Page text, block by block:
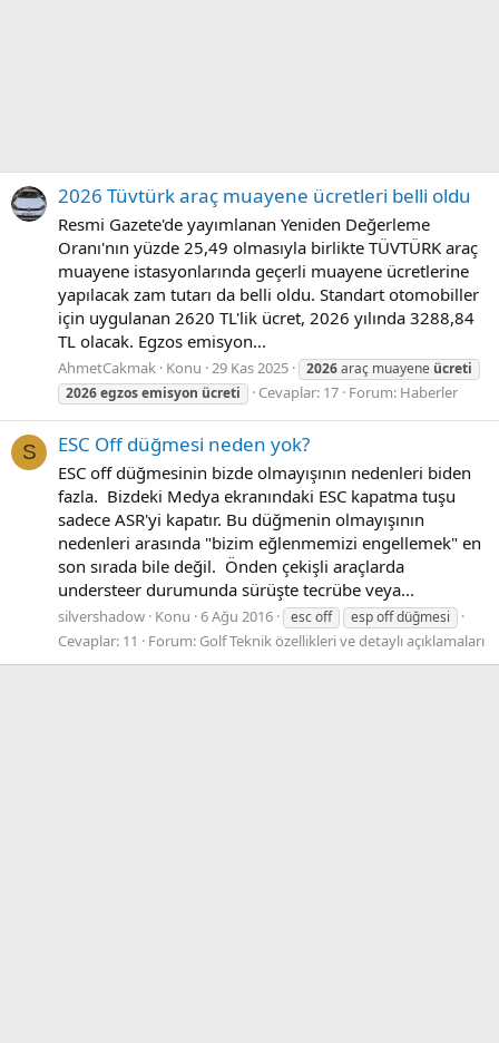
2026 Tüvtürk araç muayene ücretleri belli oldu
Resmi Gazete'de yayımlanan Yeniden Değerleme
Oranı'nın yüzde 25,49 olmasıyla birlikte TÜVTÜRK araç
muayene istasyonlarında geçerli muayene ücretlerine
yapılacak zam tutarı da belli oldu. Standart otomobiller
için uygulanan 2620 TL'lik ücret, 2026 yılında 3288,84
TL olacak. Egzos emisyon...
AhmetCakmak Konu 29 Kas 2025 2026araç muayene ücreti
2026egzosemisyon ücreti Cevaplar: 17 Forum: Haberler
S ESC Off düğmesi neden yok?
ESC off düğmesinin bizde olmayışının nedenleri biden
fazla. Bizdeki Medya ekranındaki ESC kapatma tuşu
sadece ASR'yi kapatır. Bu düğmenin olmayışının
nedenleri arasında "bizim eğlenmemizi engellemek" en
son sırada bile değil. Önden çekişli araçlarda
understeer durumunda sürüşte tecrübe veya...
silvershadow Konu 6 Ağu 2016 esc off esp off düğmesi
Cevaplar: 11 Forum: Golf Teknik özellikleri ve detaylı açıklamaları